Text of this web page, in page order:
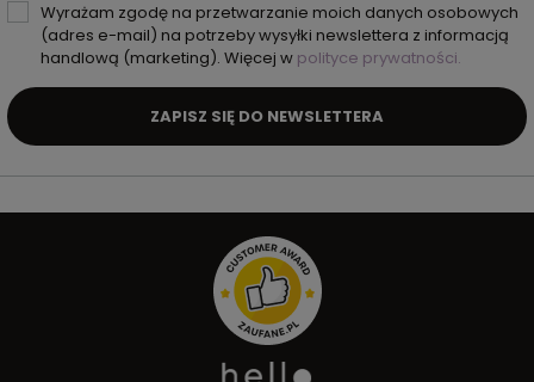
Wyrażam zgodę na przetwarzanie moich danych osobowych
(adres e-mail) na potrzeby wysyłki newslettera z informacją
handlową (marketing). Więcej w polityce prywatności.
ZAPISZ SIĘ DO NEWSLETTERA